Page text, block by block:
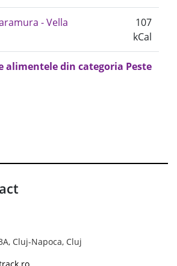
- Vella
107
kCal
alimentele din categoria Peste
Cluj-Napoca, Cluj